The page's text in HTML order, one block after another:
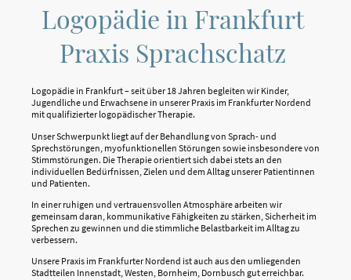
Logopädie in Frankfurt
Praxis Sprachschatz
Logopädie in Frankfurt – seit über 18 Jahren begleiten wir Kinder,
Jugendliche und Erwachsene in unserer Praxis im Frankfurter Nordend
mit qualifizierter logopädischer Therapie.
Unser Schwerpunkt liegt auf der Behandlung von Sprach- und
Sprechstörungen, myofunktionellen Störungen sowie insbesondere von
Stimmstörungen. Die Therapie orientiert sich dabei stets an den
individuellen Bedürfnissen, Zielen und dem Alltag unserer Patientinnen
und Patienten.
In einer ruhigen und vertrauensvollen Atmosphäre arbeiten wir
gemeinsam daran, kommunikative Fähigkeiten zu stärken, Sicherheit im
Sprechen zu gewinnen und die stimmliche Belastbarkeit im Alltag zu
verbessern.
Unsere Praxis im Frankfurter Nordend ist auch aus den umliegenden
Stadtteilen Innenstadt, Westen, Bornheim, Dornbusch gut erreichbar.